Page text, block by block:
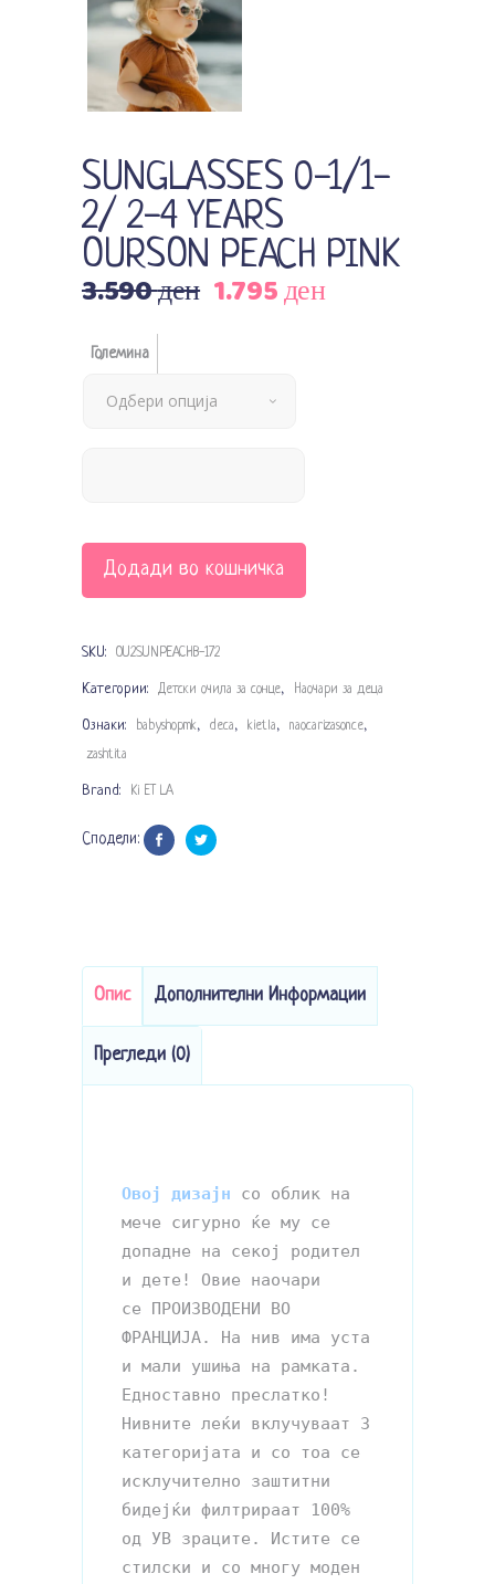
SUNGLASSES 0-1/1-
2/ 2-4 YEARS
OURSON PEACH PINK
3.590ден Original
1.795денCurrent
Големина
Одбери опција
Додади во кошничка
SKU: OU2SUNPEACHB-172
Категории: Детски очила за сонце, Наочари за деца
Ознаки: babyshopmk, deca, kietla, naocarizasonce,
zashtita
Brand: Ki ET LA
Сподели:
Опис Дополнителни Информации
Прегледи (0)
Овој дизајн со облик на
мече сигурно ќе му се
допадне на секој родител
и дете! Овие наочари
се ПРОИЗВОДЕНИ ВО
ФРАНЦИЈА. На нив има уста
и мали ушиња на рамката.
Едноставно преслатко!
Нивните леќи вклучуваат 3
категоријата и со тоа се
исклучително заштитни
бидејќи филтрираат 100%
од УВ зраците. Истите се
стилски и со многу моден